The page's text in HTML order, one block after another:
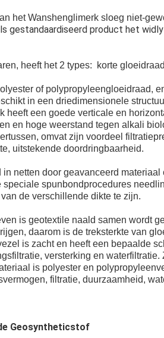
het Wanshenglimerk sloeg niet-
gestandaardiseerd product het
heeft het 2 types: korte
of polypropyleengloeidraad,
in een driedimensionele
heeft een goede verticale en
en hoge weerstand tegen alkali
omvat zijn voordeel
uitstekende doordringbaarheid.
netten door geavanceerd
spunbondprocedures
de verschillende dikte te zijn.
is geotextile naald samen wordt
daarom is de treksterkte van
is zacht en heeft een bepaalde
versterking en
is polyester en
filtratie, duurzaamheid,
Geosyntheticstof